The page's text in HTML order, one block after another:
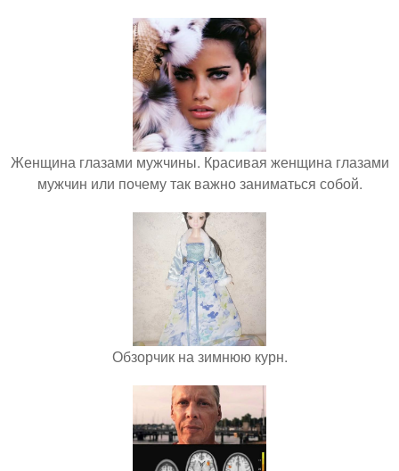
Женщина глазами мужчины. Красивая женщина глазами
мужчин или почему так важно заниматься собой.
Обзорчик на зимнюю курн.